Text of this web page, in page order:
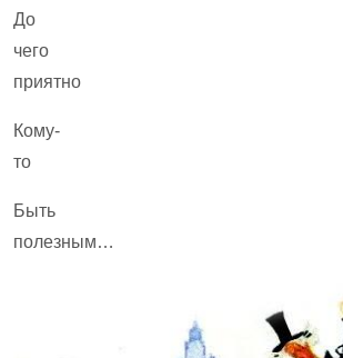
До
чего
приятно
Кому-
то
Быть
полезным…